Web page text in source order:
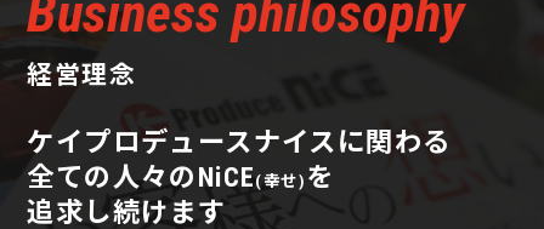
経営理念
ケイプロデュースナイスに関わる
全ての人々のNiCE (幸せ) を
追求し続けます